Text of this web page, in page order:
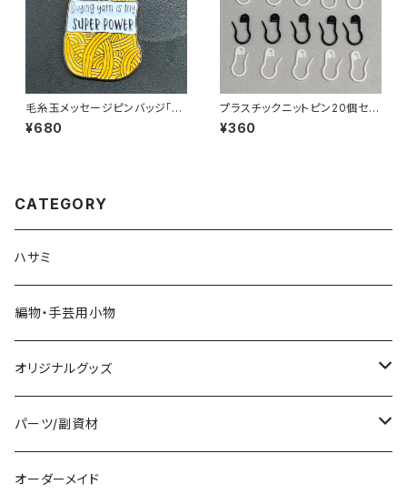
毛糸玉メッセージピンバッジ「Bu
ying yarn is my SUPER PO
WER」
¥680
プラスチックニットピン20個セッ
ト ひょうたんピン・ダルマピン・
ステッチマーカー
¥360
CATEGORY
ハサミ
編物・手芸用小物
オリジナルグッズ
編み物パターン
パーツ/副資材
タグ
オーダーメイド